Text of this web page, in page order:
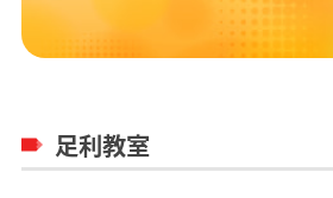
足利教室